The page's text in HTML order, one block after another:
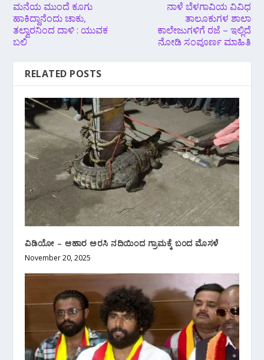
ಮನೆಯ ಮುಂದೆ ಕೂಗು
ಹಾಕಿದ್ದಾನೆಂದು ಚಾಕು,
ತಲ್ವಾರನಿಂದ ದಾಳಿ : ಯುವಕ
ಬಲಿ
ನಾಳೆ ಬೆಳಗಾವಿಯ ವಿವಿಧ
ತಾಲೂಕುಗಳ ಶಾಲಾ
ಕಾಲೇಜುಗಳಿಗೆ ರಜೆ – ಇಲ್ಲಿದೆ
ನೋಡಿ ಸಂಪೂರ್ಣ ಮಾಹಿತಿ
RELATED POSTS
ವಿಡಿಯೋ – ಆಹಾರ ಅರಸಿ ನದಿಯಿಂದ ಗ್ರಾಮಕ್ಕೆ ಬಂದ ಮೊಸಳೆ
November 20, 2025